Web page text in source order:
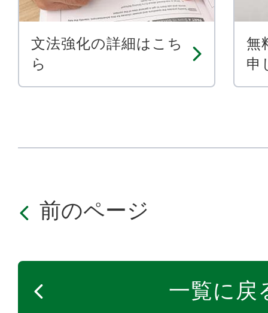
文法強化の詳細はこち
ら
無
申
前のページ
一覧に戻